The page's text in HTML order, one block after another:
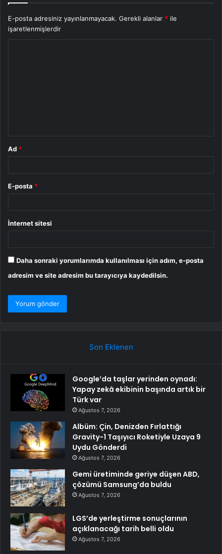
E-posta adresiniz yayınlanmayacak. Gerekli alanlar * ile
işaretlenmişlerdir
Ad *
E-posta *
İnternet sitesi
Daha sonraki yorumlarımda kullanılması için adım, e-posta
adresim ve site adresim bu tarayıcıya kaydedilsin.
Son Eklenen
Google’da taşlar yerinden oynadı:
Yapay zekâ ekibinin başında artık bir
Türk var
Ağustos 7, 2026
Albüm: Çin, Denizden Fırlattığı
Gravity-1 Taşıyıcı Roketiyle Uzaya 9
Uydu Gönderdi
Ağustos 7, 2026
Gemi üretiminde geriye düşen ABD,
çözümü Samsung’da buldu
Ağustos 7, 2026
LGS’de yerleştirme sonuçlarının
açıklanacağı tarih belli oldu
Ağustos 7, 2026